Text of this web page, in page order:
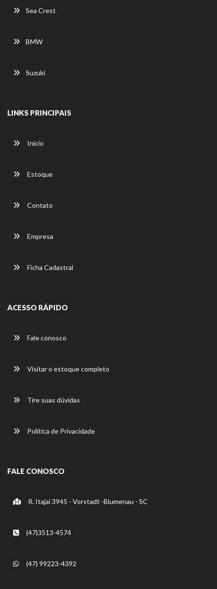
Sea Crest
BMW
Suzuki
LINKS PRINCIPAIS
Início
Estoque
Contato
Empresa
Ficha Cadastral
ACESSO RÁPIDO
Fale conosco
Visitar o estoque completo
Tire suas dúvidas
Política de Privacidade
FALE CONOSCO
R. Itajaí 3945 - Vorstadt -Blumenau - SC
(47)3513-4574
(47) 99223-4392